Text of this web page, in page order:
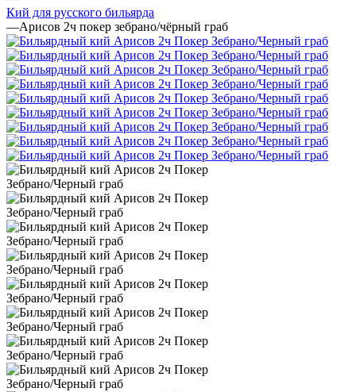
Кий для русского бильярда
—Арисов 2ч покер зебрано/чёрный граб